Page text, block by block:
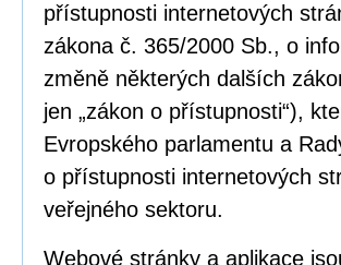
přístupnosti internetových
zákona č. 365/2000 Sb., o
změně některých dalších
jen „zákon o přístupnosti“),
Evropského parlamentu a
o přístupnosti internetových
veřejného sektoru.
Webové stránky a aplikace